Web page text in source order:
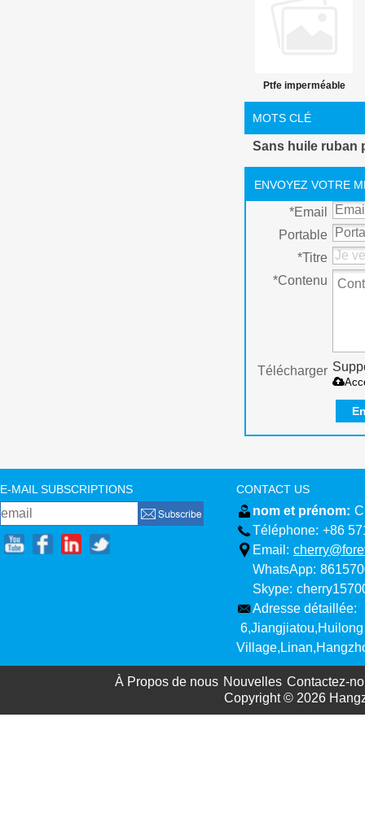
Ptfe imperméable
ruban fil
MOTS CLÉ
Sans huile ruban
ENVOYEZ VOTRE
*Email
Portable
*Titre
*Contenu
Télécharger
E-MAIL SUBSCRIPTIONS CONTACT US
nom et prénom:
Téléphone: +86
Email:
WhatsApp:
Skype:
Adresse détaillée:
6,Jiangjiatou,Huilong
À Propos de nous Nouvelles Contactez-
Copyright © 2026